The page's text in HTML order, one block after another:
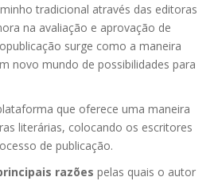
tradicional através das editoras
na avaliação e aprovação de
surge como a maneira
novo mundo de possibilidades para
que oferece uma maneira
literárias, colocando os escritores
de publicação.
razões pelas quais o autor